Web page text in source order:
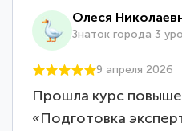
Олеся
Знаток города 3
9 апреля 2026
Прошла курс
«Подготовка